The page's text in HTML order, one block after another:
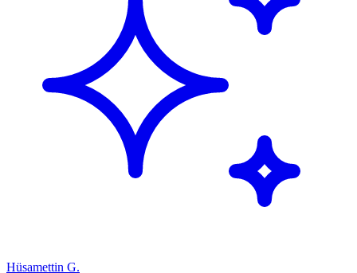
Hüsamettin G.